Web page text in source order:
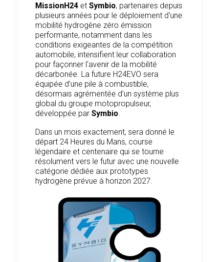
MissionH24 et Symbio, partenaires depuis
plusieurs années pour le déploiement d'une
mobilité hydrogène zéro émission
performante, notamment dans les
conditions exigeantes de la compétition
automobile, intensifient leur collaboration
pour façonner l'avenir de la mobilité
décarbonée. La future H24EVO sera
équipée d’une pile à combustible,
désormais agrémentée d’un système plus
global du groupe motopropulseur,
développée par Symbio
Dans un mois exactement, sera donné le
départ 24 Heures du Mans, course
légendaire et centenaire qui se tourne
résolument vers le futur avec une nouvelle
catégorie dédiée aux prototypes
hydrogène prévue à horizon 2027.